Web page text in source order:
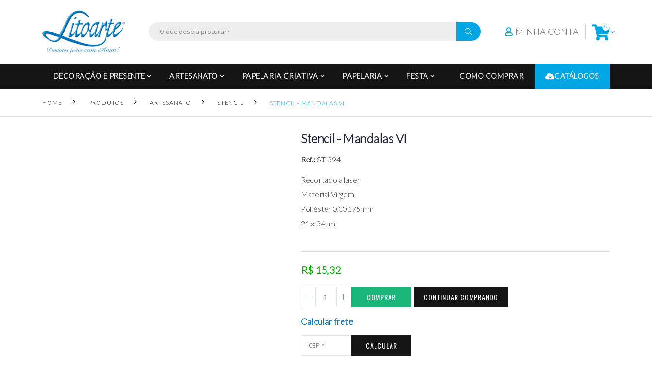
MINHA CONTA 0
DECORAÇÃO E PRESENTE ARTESANATO PAPELARIA CRIATIVA PAPELARIA FESTA COMO COMPRAR CATÁLOGOS
HOME PRODUTOS ARTESANATO STENCIL STENCIL - MANDALAS VI
Stencil - Mandalas VI
Ref.:ST-394
Recortado a laser
Material Virgem
Poliéster 0,00175mm
21 x 34cm
R$ 15,32
COMPRAR CONTINUAR COMPRANDO
Calcular frete
CALCULAR